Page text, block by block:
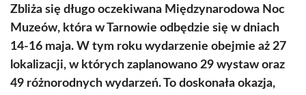
Zbliża się długo oczekiwana Międzynarodowa Noc
Muzeów, która w Tarnowie odbędzie się w dniach
14-16 maja. W tym roku wydarzenie obejmie aż 27
lokalizacji, w których zaplanowano 29 wystaw oraz
49 różnorodnych wydarzeń. To doskonała okazja,